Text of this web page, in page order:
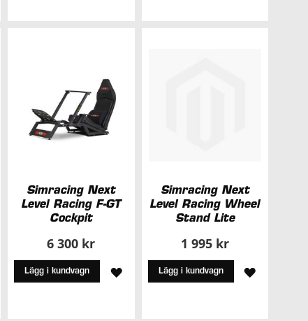
Simracing Next
Level Racing F-GT
Cockpit
6 300 kr
Lägg i kundvagn
LÄGG
Simracing Next
Level Racing Wheel
Stand Lite
1 995 kr
Lägg i kundvagn
LÄGG